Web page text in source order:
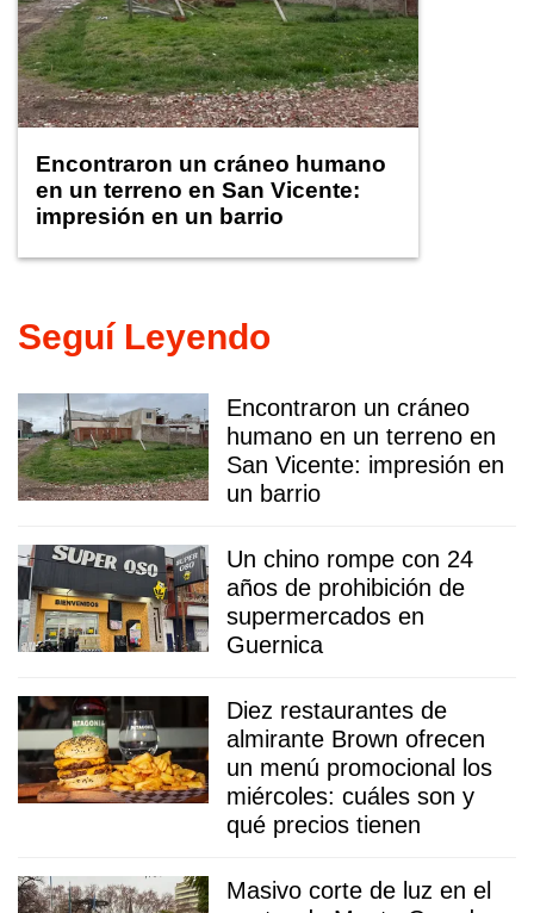
Encontraron un cráneo humano
en un terreno en San Vicente:
impresión en un barrio
Seguí Leyendo
Encontraron un cráneo
humano en un terreno en
San Vicente: impresión en
un barrio
Un chino rompe con 24
años de prohibición de
supermercados en
Guernica
Diez restaurantes de
almirante Brown ofrecen
un menú promocional los
miércoles: cuáles son y
qué precios tienen
Masivo corte de luz en el